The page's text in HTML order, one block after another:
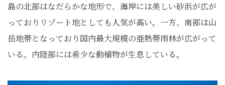
島の北部はなだらかな地形で、海岸には美しい砂浜が広が
っておりリゾート地としても人気が高い。一方、南部は山
岳地帯となっており国内最大規模の亜熱帯雨林が広がって
いる。内陸部には希少な動植物が生息している。